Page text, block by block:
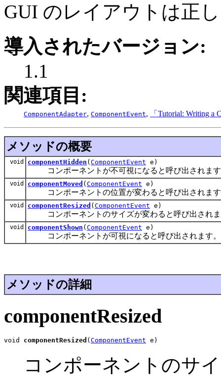
GUI のレイアウトは正
導入されたバージョン:
1.1
関連項目:
ComponentAdapter, ComponentEvent, 「Tutorial: Writing a
メソッドの概要
void componentHidden ( ComponentEvent e)
コンポーネントが不可視になると呼び出されま
void componentMoved ( ComponentEvent e)
コンポーネントの位置が変わると呼び出されま
void componentResized ( ComponentEvent e)
コンポーネントのサイズが変わると呼び出され
void componentShown ( ComponentEvent e)
コンポーネントが可視になると呼び出されます。
メソッドの詳細
componentResized
void componentResized ( ComponentEvent e)
コンポーネントのサ